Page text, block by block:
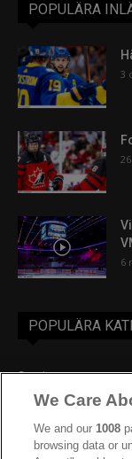
POPULÄRA
3
6
POPULÄRA
Sverige
Ishockey-VM
IIHF
JVM
We Care
We and our1008
browsing data or